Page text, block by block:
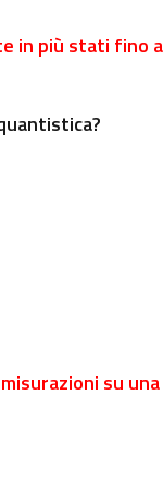
in più stati fino
su